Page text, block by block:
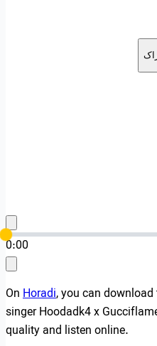
0:00
OnHoradi, you can
singer Hoodadk4 x
quality and listen online.